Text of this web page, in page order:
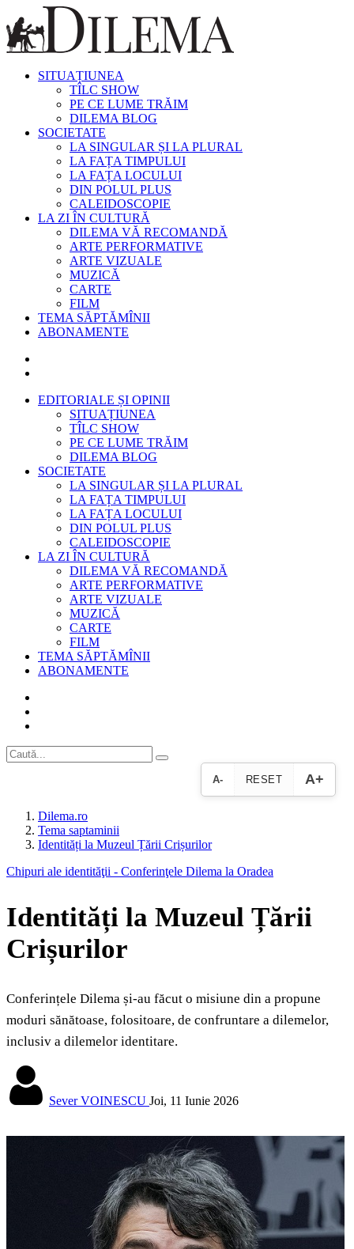
SITUAȚIUNEA
TÎLC SHOW
PE CE LUME TRĂIM
DILEMA BLOG
SOCIETATE
LA SINGULAR ȘI LA PLURAL
LA FAȚA TIMPULUI
LA FAȚA LOCULUI
DIN POLUL PLUS
CALEIDOSCOPIE
LA ZI ÎN CULTURĂ
DILEMA VĂ RECOMANDĂ
ARTE PERFORMATIVE
ARTE VIZUALE
MUZICĂ
CARTE
FILM
TEMA SĂPTĂMÎNII
ABONAMENTE
EDITORIALE ȘI OPINII
SITUAȚIUNEA
TÎLC SHOW
PE CE LUME TRĂIM
DILEMA BLOG
SOCIETATE
LA SINGULAR ȘI LA PLURAL
LA FAȚA TIMPULUI
LA FAȚA LOCULUI
DIN POLUL PLUS
CALEIDOSCOPIE
LA ZI ÎN CULTURĂ
DILEMA VĂ RECOMANDĂ
ARTE PERFORMATIVE
ARTE VIZUALE
MUZICĂ
CARTE
FILM
TEMA SĂPTĂMÎNII
ABONAMENTE
A- RESET A+
Dilema.ro
Tema saptaminii
Identități la Muzeul Țării Crișurilor
Chipuri ale identităţii - Conferinţele Dilema la Oradea
Identități la Muzeul Țării
Crișurilor
Conferințele Dilema și-au făcut o misiune din a propune
moduri sănătoase, folositoare, de confruntare a dilemelor,
inclusiv a dilemelor identitare.
Sever VOINESCU Joi, 11 Iunie 2026